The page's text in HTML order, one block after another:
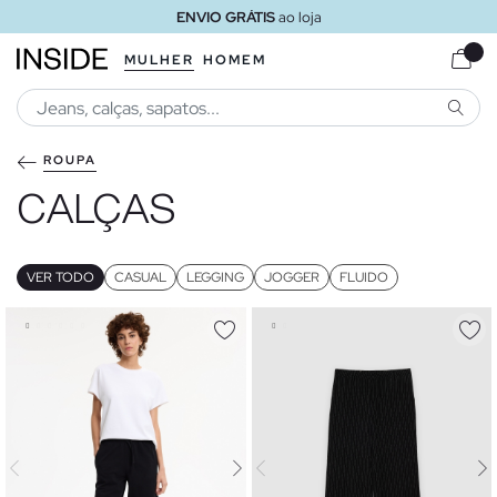
ENVIO GRÁTISao loja
MULHER HOMEM
ROUPA
CALÇAS
VER TODO CASUAL LEGGING JOGGER FLUIDO